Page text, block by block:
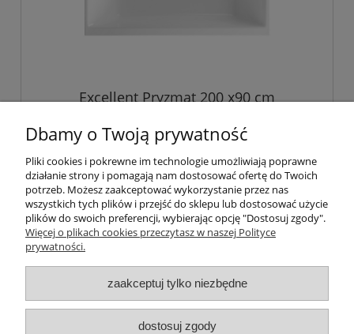
Excellent Pryzmat 200 x90 cm
WAEX.PRY20WH
2 350,00 zł
do koszyka
Informacje o sklepie
Warunki zakupów
Dbamy o Twoją prywatność
Pliki cookies i pokrewne im technologie umożliwiają poprawne
działanie strony i pomagają nam dostosować ofertę do Twoich
potrzeb. Możesz zaakceptować wykorzystanie przez nas
wszystkich tych plików i przejść do sklepu lub dostosować użycie
plików do swoich preferencji, wybierając opcję "Dostosuj zgody".
Więcej o plikach cookies przeczytasz w naszej Polityce
prywatności.
zaakceptuj tylko niezbędne
dostosuj zgody